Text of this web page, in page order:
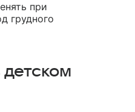
при
грудного